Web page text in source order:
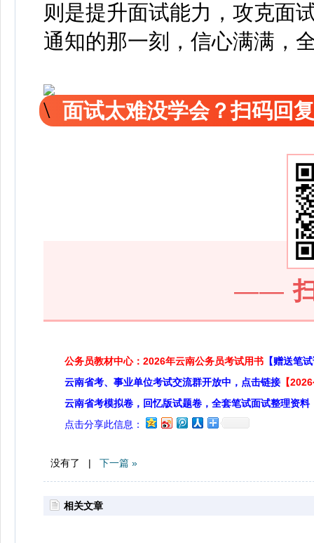
则是提升面试能力，攻克面
通知的那一刻，信心满满，
面试太难没学会？扫码回
——
公务员教材中心：2026年云南公务员考试用书 【赠送笔
云南省考、事业单位考试交流群开放中，点击链接 【
云南省考模拟卷，回忆版试题卷，全套笔试面试整理资料
点击分享此信息：
没有了 | 下一篇 »
相关文章